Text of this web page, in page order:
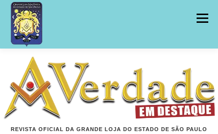
Pular
conteúdo
Menu
INÍCIO EDIÇÕES
REVISTA OFICIAL DA GRANDE LOJA DO ESTADO DE SÃO PAULO